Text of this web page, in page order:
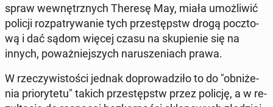
spraw we­wnętrz­nych Theresę May, miała umoż­li­wić
policji roz­pa­try­wa­nie tych prze­stępstw drogą pocz­to­
wą i dać sądom więcej czasu na sku­pie­nie się na
innych, po­waż­niej­szych na­ru­sze­niach prawa.
W rze­czy­wi­sto­ści jednak do­pro­wa­dzi­ło to do "ob­ni­że­
nia prio­ry­te­tu" takich prze­stępstw przez policję, a w re­